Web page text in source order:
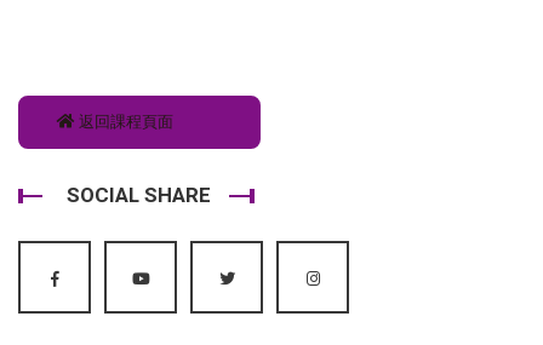
返回課程頁面
SOCIAL SHARE